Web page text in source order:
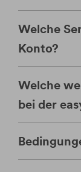
Welche
Konto?
Welche
bei der